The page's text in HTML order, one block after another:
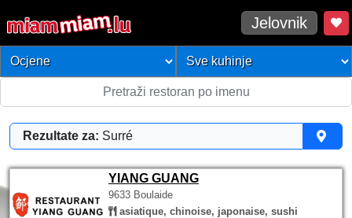
Jelovnik
Rezultate za: Surré
YIANG GUANG
9633 Boulaide
asiatique, chinoise, japonaise, sushi